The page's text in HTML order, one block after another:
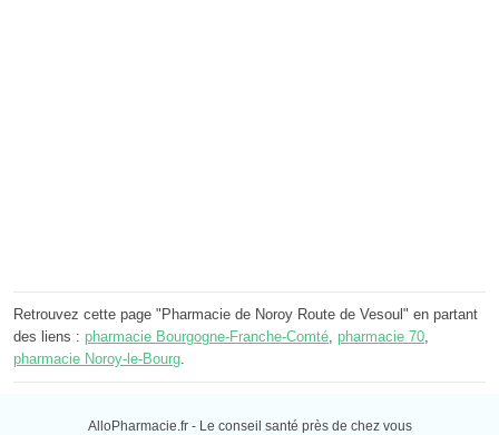
Retrouvez cette page "Pharmacie de Noroy Route de Vesoul" en partant
des liens : pharmacie Bourgogne-Franche-Comté, pharmacie 70,
pharmacie Noroy-le-Bourg.
AlloPharmacie.fr - Le conseil santé près de chez vous